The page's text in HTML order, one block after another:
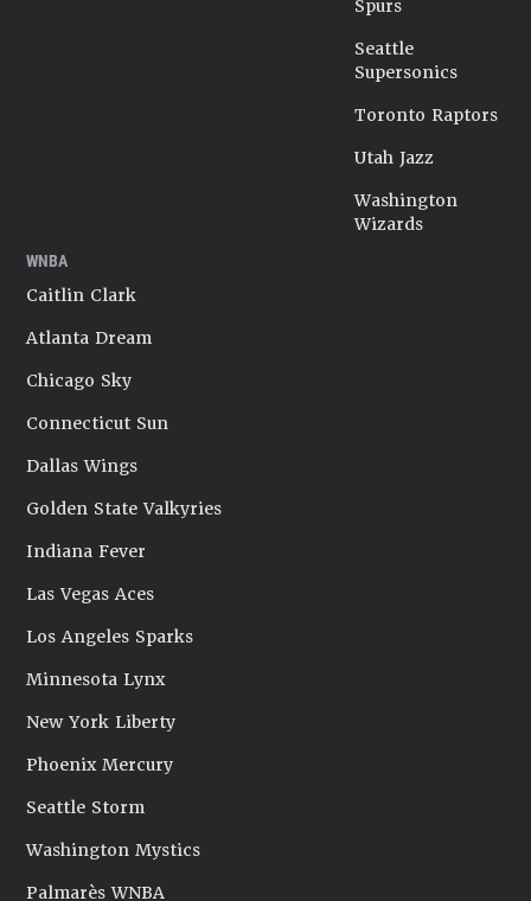
Spurs
Seattle
Supersonics
Toronto Raptors
Utah Jazz
Washington
Wizards
WNBA
Caitlin Clark
Atlanta Dream
Chicago Sky
Connecticut Sun
Dallas Wings
Golden State Valkyries
Indiana Fever
Las Vegas Aces
Los Angeles Sparks
Minnesota Lynx
New York Liberty
Phoenix Mercury
Seattle Storm
Washington Mystics
Palmarès WNBA